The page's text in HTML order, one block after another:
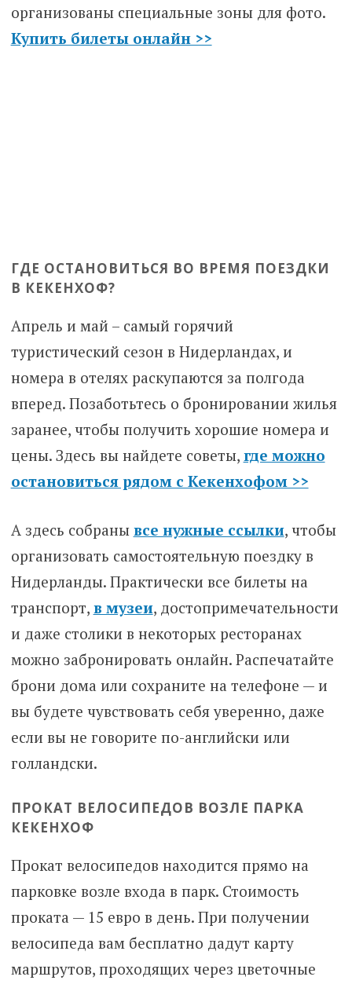
организованы специальные зоны для фото.
Купить билеты онлайн >>
ГДЕ ОСТАНОВИТЬСЯ ВО ВРЕМЯ ПОЕЗДКИ
В КЕКЕНХОФ?
Апрель и май – самый горячий
туристический сезон в Нидерландах, и
номера в отелях раскупаются за полгода
вперед. Позаботьтесь о бронировании жилья
заранее, чтобы получить хорошие номера и
цены. Здесь вы найдете советы, где можно
остановиться рядом с Кекенхофом >>
А здесь собраны все нужные ссылки, чтобы
организовать самостоятельную поездку в
Нидерланды. Практически все билеты на
транспорт, в музеи, достопримечательности
и даже столики в некоторых ресторанах
можно забронировать онлайн. Распечатайте
брони дома или сохраните на телефоне — и
вы будете чувствовать себя уверенно, даже
если вы не говорите по-английски или
голландски.
ПРОКАТ ВЕЛОСИПЕДОВ ВОЗЛЕ ПАРКА
КЕКЕНХОФ
Прокат велосипедов находится прямо на
парковке возле входа в парк. Стоимость
проката — 15 евро в день. При получении
велосипеда вам бесплатно дадут карту
маршрутов, проходящих через цветочные